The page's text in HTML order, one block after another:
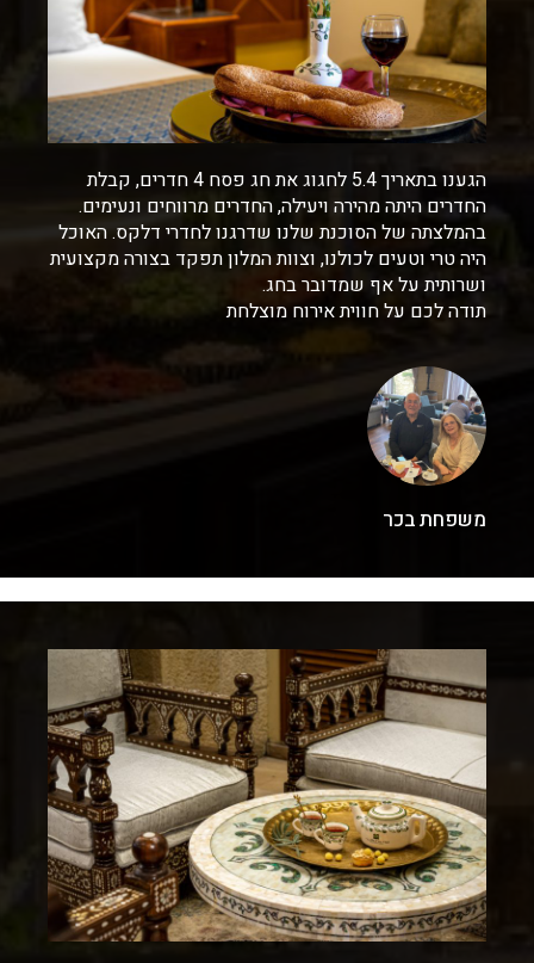
הגענו בתאריך 5.4 לחגוג את חג פסח 4 חדרים, קבלת
החדרים היתה מהירה ויעילה, החדרים מרווחים ונעימים.
בהמלצתה של הסוכנת שלנו שדרגנו לחדרי דלקס. האוכל
היה טרי וטעים לכולנו, וצוות המלון תפקד בצורה מקצועית
ושרותית על אף שמדובר בחג.
תודה לכם על חווית אירוח מוצלחת
משפחת בכר